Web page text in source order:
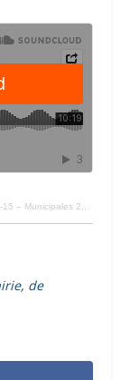
assermentation des conseillers élus par acclamation
de